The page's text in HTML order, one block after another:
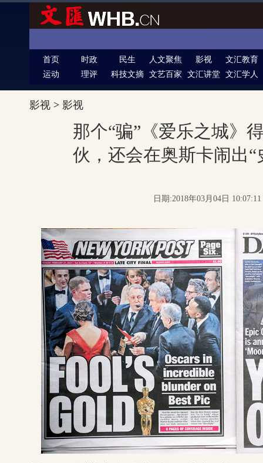
首页 时政 民生 人文聚焦 影视
文汇教育
运动
理评 科技文摘 文艺百家 文汇讲堂 文汇学人
影视 > 影视
那个“骗”《爱乐之城》
伙，还会在奥斯卡闹出
日期:2018年03月04日